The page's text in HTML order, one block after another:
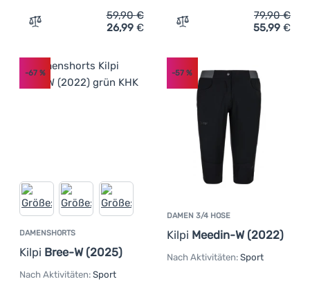
Zum Vergleich 'Herrenshorts Kilpi Alles' hinzufügen
59,90€
26,99 € Zum Vergleich 'Herren-
79,90€
55,99 €
DAMENSHORTS
Kilpi Bree-W (2025)
-67%
Nach Aktivitäten: Sport
DAMEN 3/4 HOSE
Kilpi Meedin-W (2022)
-57 %
Nach Aktivitäten: Sport